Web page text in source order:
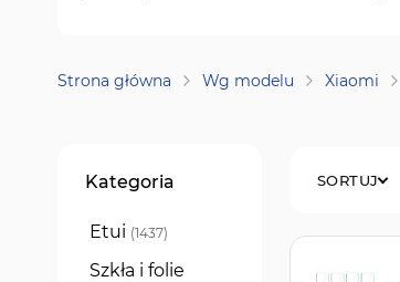
Strona główna Wg modelu Xiaomi
SORTUJ
Kategoria
Etui 1437
produkty
Szkła i folie